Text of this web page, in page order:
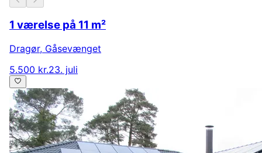
1 værelse på 11 m²
Dragør, Gåsevænget
5.500 kr.23. juli